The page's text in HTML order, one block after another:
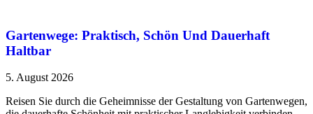
Gartenwege: Praktisch, Schön Und Dauerhaft
Haltbar
5. August 2026
Reisen Sie durch die Geheimnisse der Gestaltung von Gartenwegen,